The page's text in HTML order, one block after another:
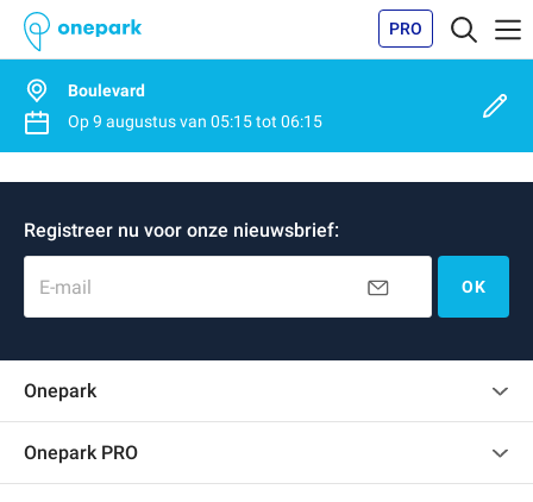
PRO
Boulevard
Op9 augustusvan 05:15tot 06:15
Registreer nu voor onze nieuwsbrief:
E-mail OK
Onepark
Onepark PRO